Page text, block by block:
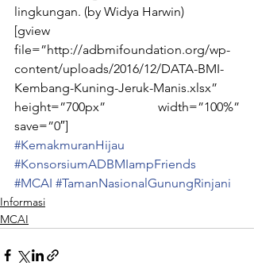
lingkungan. (by Widya Harwin)
[gview
file=”http://adbmifoundation.org/wp-
content/uploads/2016/12/DATA-BMI-
Kembang-Kuning-Jeruk-Manis.xlsx”
height=”700px” width=”100%”
save=”0″]
#KemakmuranHijau
#KonsorsiumADBMIampFriends
#MCAI #TamanNasionalGunungRinjani
Informasi
MCAI